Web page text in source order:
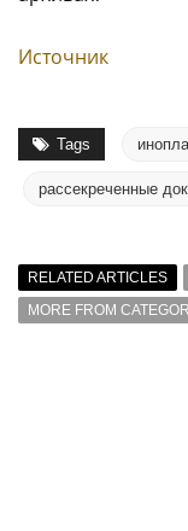
Источник
Tags
рассекреченные
RELATED ARTICLES
MORE FROM